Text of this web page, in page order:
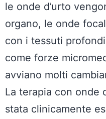
le onde d’urto
organo, le onde
con i tessuti
come forze
avviano molti
La terapia con onde
stata clinicamente